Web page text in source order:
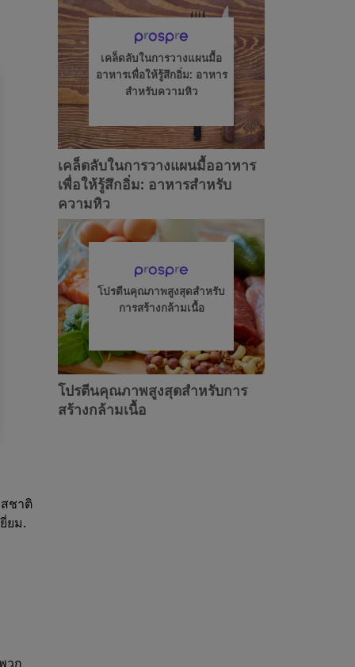
ชาติ
ยม.
วก
เคล็ดลับในการวางแผนมื้อ
อาหารเพื่อให้รู้สึกอิ่ม: อาหาร
สำหรับความหิว
เคล็ดลับในการวางแผนมื้ออาหาร
เพื่อให้รู้สึกอิ่ม: อาหารสำหรับ
ความหิว
โปรตีนคุณภาพสูงสุดสำหรับ
การสร้างกล้ามเนื้อ
โปรตีนคุณภาพสูงสุดสำหรับการ
สร้างกล้ามเนื้อ